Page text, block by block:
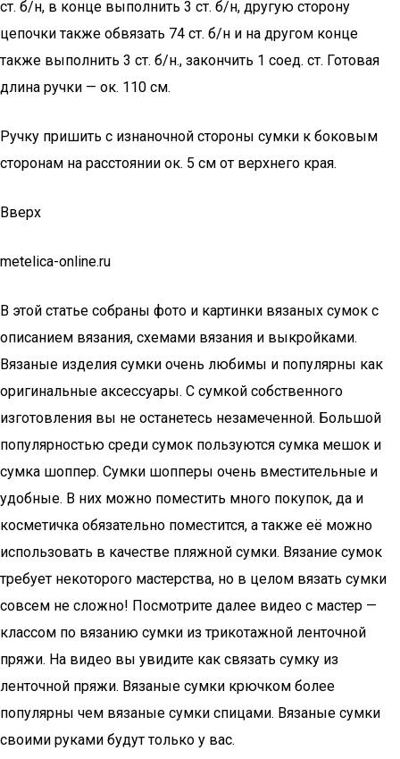
ст. б/н, в конце выполнить 3 ст. б/н, другую сторону
цепочки также обвязать 74 ст. б/н и на другом конце
также выполнить 3 ст. б/н., закончить 1 соед. ст. Готовая
длина ручки — ок. 110 см.
Ручку пришить с изнаночной стороны сумки к боковым
сторонам на расстоянии ок. 5 см от верхнего края.
Вверх
metelica-online.ru
В этой статье собраны фото и картинки вязаных сумок с
описанием вязания, схемами вязания и выкройками.
Вязаные изделия сумки очень любимы и популярны как
оригинальные аксессуары. С сумкой собственного
изготовления вы не останетесь незамеченной. Большой
популярностью среди сумок пользуются сумка мешок и
сумка шоппер. Сумки шопперы очень вместительные и
удобные. В них можно поместить много покупок, да и
косметичка обязательно поместится, а также её можно
использовать в качестве пляжной сумки. Вязание сумок
требует некоторого мастерства, но в целом вязать сумки
совсем не сложно! Посмотрите далее видео с мастер —
классом по вязанию сумки из трикотажной ленточной
пряжи. На видео вы увидите как связать сумку из
ленточной пряжи. Вязаные сумки крючком более
популярны чем вязаные сумки спицами. Вязаные сумки
своими руками будут только у вас.